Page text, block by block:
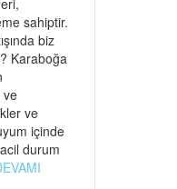
sahiptir.
biz
Karaboğa
ve
ve
içinde
durum